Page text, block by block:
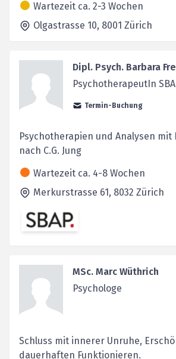
Wartezeit ca. 2-3 Wochen
Olgastrasse 10, 8001 Zürich
Dipl. Psych. Barbara
PsychotherapeutIn
Termin-Buchung
Psychotherapien und Analysen mit
nach C.G. Jung
Wartezeit ca. 4-8 Wochen
Merkurstrasse 61, 8032 Zürich
MSc. Marc Wüthrich
Psychologe
Schluss mit innerer Unruhe,
dauerhaften Funktionieren.